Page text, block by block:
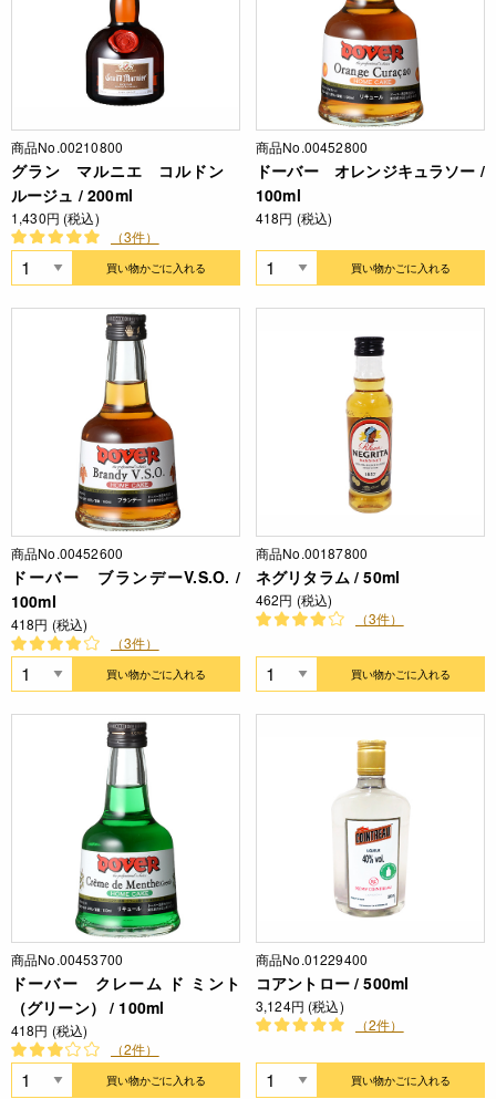
商品No.00210800
グラン マルニエ コルドン
ルージュ / 200ml
1,430円 (税込)
（3件）
買い物かごに入れる
商品No.00452800
ドーバー オレンジキュラソー /
100ml
418円 (税込)
買い物かごに入れる
商品No.00452600
ドーバー ブランデーV.S.O. /
100ml
418円 (税込)
（3件）
買い物かごに入れる
商品No.00187800
ネグリタラム / 50ml
462円 (税込)
（3件）
買い物かごに入れる
商品No.00453700
ドーバー クレーム ド ミント
（グリーン） / 100ml
418円 (税込)
（2件）
買い物かごに入れる
商品No.01229400
コアントロー / 500ml
3,124円 (税込)
（2件）
買い物かごに入れる